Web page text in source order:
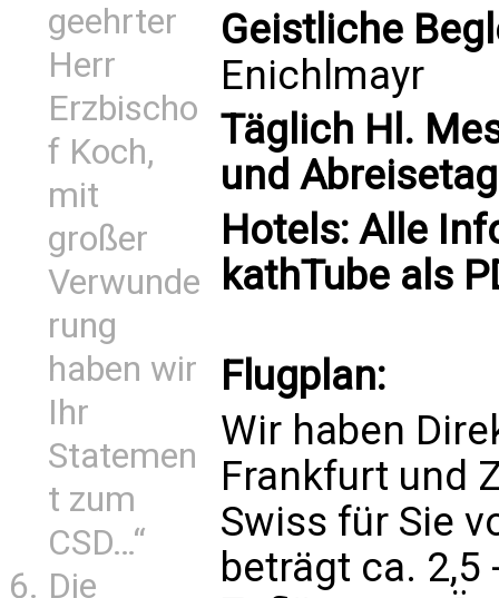
geehrter
Herr
Erzbischo
f Koch,
mit
großer
Verwunde
rung
haben wir
Ihr
Statemen
t zum
CSD…“
Die
Geistliche
Enichlmayr
Täglich Hl.
und
Hotels: Alle
kathTube als
Flugplan:
Wir haben
Frankfurt und
Swiss für Sie
beträgt ca. 2,5